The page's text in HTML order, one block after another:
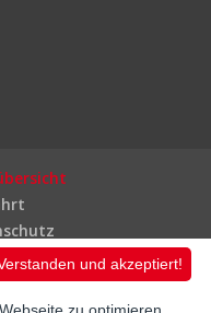
2019-2024
und akzeptiert!